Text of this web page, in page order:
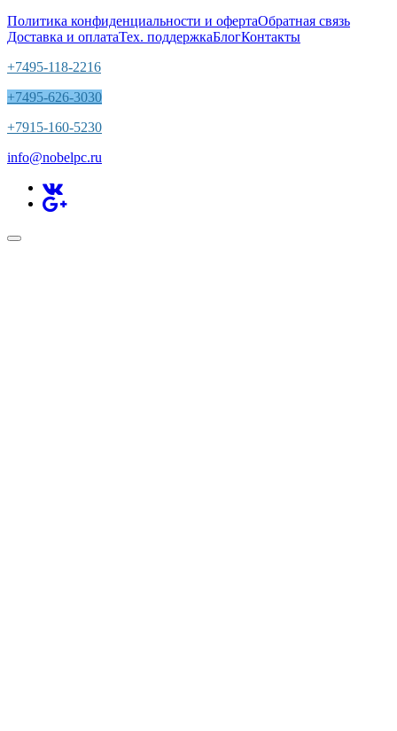
Политика конфиденциальности и офертаОбратная связь
Доставка и оплатаТех. поддержкаБлогКонтакты
+7495-118-2216
+7495-626-3030
+7915-160-5230
info@nobelpc.ru